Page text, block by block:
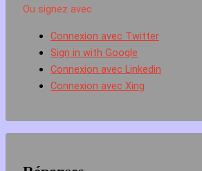
Ou signez avec
Connexion avec Twitter
Sign in with Google
Connexion avec Linkedin
Connexion avec Xing